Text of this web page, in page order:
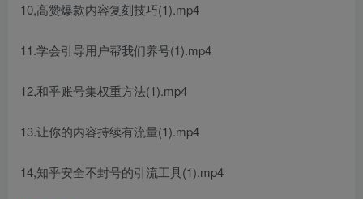
10,高赞爆款内容复刻技巧(1).mp4
11.学会引导用户帮我们养号(1).mp4
12,和乎账号集权重方法(1).mp4
13.让你的内容持续有流量(1).mp4
14,知乎安全不封号的引流工具(1).mp4